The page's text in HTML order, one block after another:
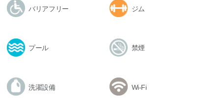
バリアフリー ジム
プール 禁煙
洗濯設備 Wi-Fi